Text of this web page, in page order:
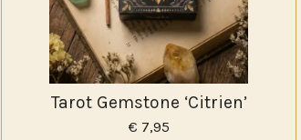
Tarot Gemstone ‘Citrien’
€ 7,95